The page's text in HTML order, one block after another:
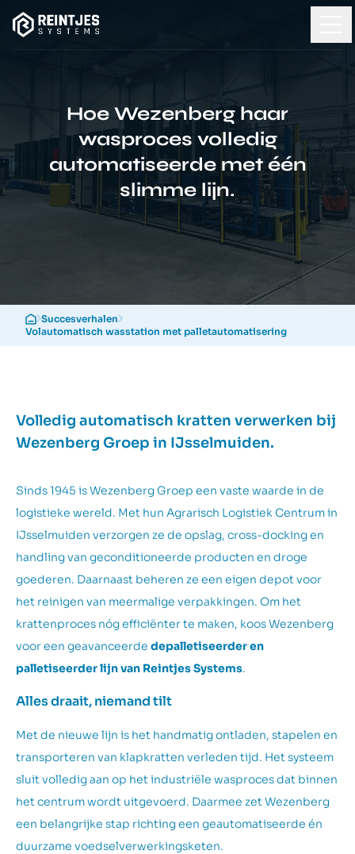
Hoe Wezenberg haar
wasproces volledig
automatiseerde met één
slimme lijn.
Succesverhalen
Volautomatisch wasstation met palletautomatisering
Volledig automatisch kratten verwerken bij
Wezenberg Groep in IJsselmuiden.
Sinds 1945 is Wezenberg Groep een vaste waarde in de
logistieke wereld. Met hun Agrarisch Logistiek Centrum in
IJsselmuiden verzorgen ze de opslag, cross-docking en
handling van geconditioneerde producten en droge
goederen. Daarnaast beheren ze een eigen depot voor
het reinigen van meermalige verpakkingen. Om het
krattenproces nóg efficiënter te maken, koos Wezenberg
voor een geavanceerde depalletiseerder en
palletiseerder lijn van Reintjes Systems.
Alles draait, niemand tilt
Met de nieuwe lijn is het handmatig ontladen, stapelen en
transporteren van klapkratten verleden tijd. Het systeem
sluit volledig aan op het industriële wasproces dat binnen
het centrum wordt uitgevoerd. Daarmee zet Wezenberg
een belangrijke stap richting een geautomatiseerde én
duurzame voedselverwerkingsketen.